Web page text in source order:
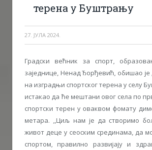
терена у Буштрању
27. ЈУЛА 2024.
Градски већник за спорт,
заједнице, Ненад Ђорђевић, обишао
на изградњи спортског терена у селу
истакао да ће мештани овог села по
спортски терен у оваквом фомату
метара. ,,Циљ нам је да створимо
живот деце у сеоским срединама, да
спортом, правилно развијају и